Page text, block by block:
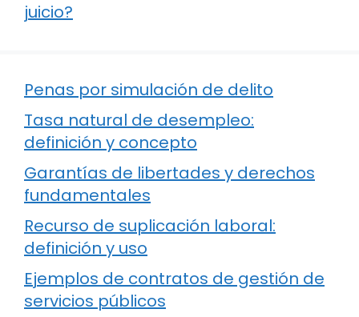
juicio?
Penas por simulación de delito
Tasa natural de desempleo:
definición y concepto
Garantías de libertades y derechos
fundamentales
Recurso de suplicación laboral:
definición y uso
Ejemplos de contratos de gestión de
servicios públicos